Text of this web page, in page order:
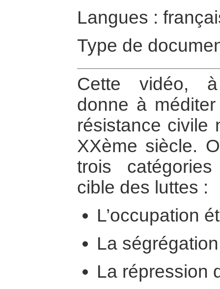
Langues :
Type de
Cette vidéo,
donne à
résistance civile
XXème siècle.
trois
cible des luttes :
L’occupation
La
La répression